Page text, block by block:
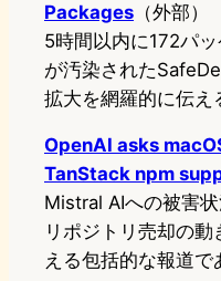
Packages （外部）
5時間以内に172パ
が汚染された
拡大を網羅的に伝え
OpenAI asks
TanStack npm
Mistral AIへの被害
リポジトリ売却の
える包括的な報道で